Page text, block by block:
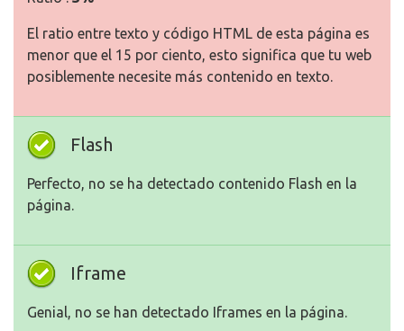
El ratio entre texto y código HTML de esta página es
menor que el 15 por ciento, esto significa que tu web
posiblemente necesite más contenido en texto.
Flash
Perfecto, no se ha detectado contenido Flash en la
página.
Iframe
Genial, no se han detectado Iframes en la página.